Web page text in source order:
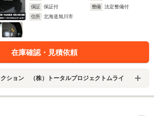
保証
保証付 整備
法定整備付
住所
北海道旭川市
在庫確認・見積依頼
ション （株）トータルプロジェクトムライ